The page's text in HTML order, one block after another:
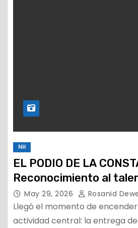
NH
EL PODIO DE LA
Reconocimiento al
May 29, 2026 Rosanid
Llegó el momento de
actividad central: la entrega